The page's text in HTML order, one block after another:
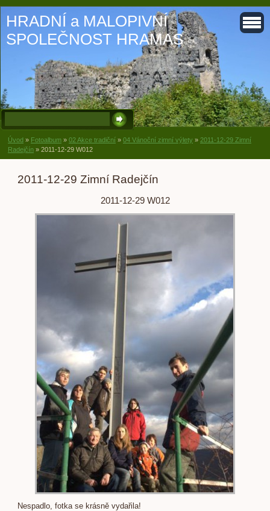
HRADNÍ a MALOPIVNÍ
SPOLEČNOST HRAMAS
Úvod » Fotoalbum » 02 Akce tradiční » 04 Vánoční zimní výlety » 2011-12-29 Zimní
Radejčín » 2011-12-29 W012
2011-12-29 Zimní Radejčín
2011-12-29 W012
Nespadlo, fotka se krásně vydařila!